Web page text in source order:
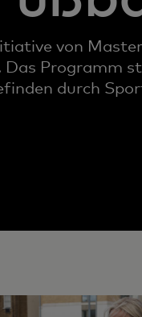
von
Programm
durch